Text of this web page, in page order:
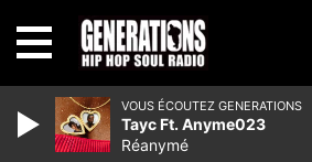
VOUS ÉCOUTEZ GENERATIONS
Tayc Ft. Anyme023
Réanymé